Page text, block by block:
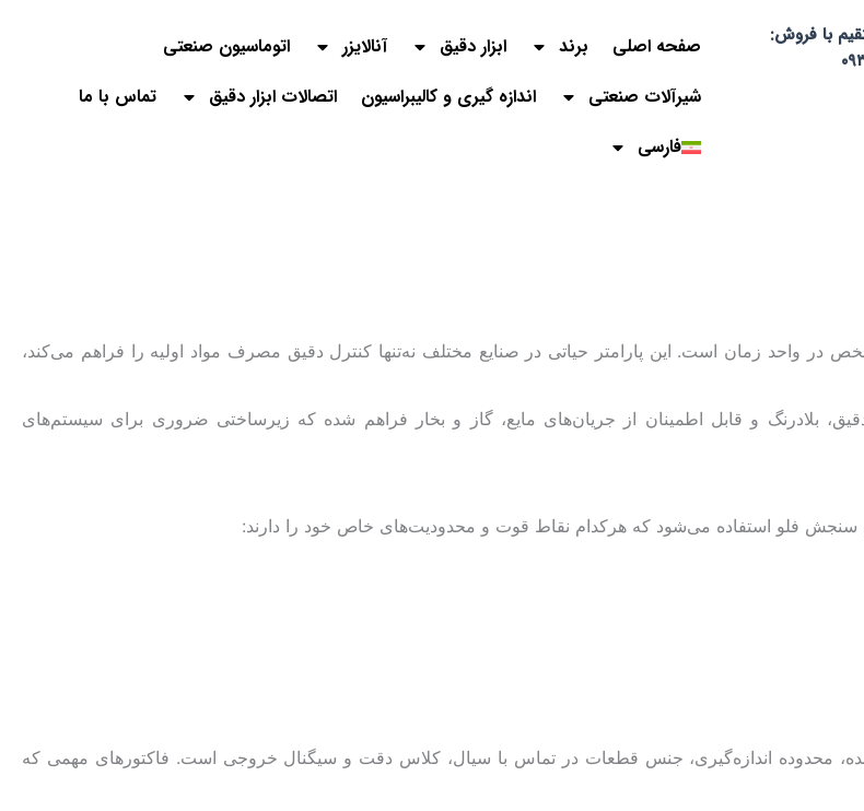
با فروش:
صفحه اصلی برند ابزار دقیق آنالایزر
اتوماسیون صنعتی
شیرآلات صنعتی
اندازه گیری و کالیبراسیون اتصالات ابزار دقیق
تماس با ما
فارسی
در واحد زمان است. این پارامتر حیاتی در صنایع مختلف نه‌تنها کنترل دقیق مصرف مواد اولیه را فراهم می‌کند،
بلادرنگ و قابل اطمینان از جریان‌های مایع، گاز و بخار فراهم شده که زیرساختی ضروری برای سیستم‌های
فلو استفاده می‌شود که هرکدام نقاط قوت و محدودیت‌های خاص خود را دارند:
محدوده اندازه‌گیری، جنس قطعات در تماس با سیال، کلاس دقت و سیگنال خروجی است. فاکتورهای مهمی که